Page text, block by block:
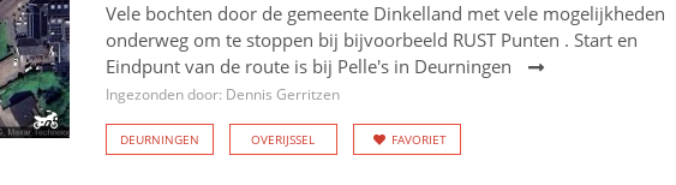
Vele bochten door de gemeente Dinkelland met vele mogelijkheden
onderweg om te stoppen bij bijvoorbeeld RUST Punten . Start en
Eindpunt van de route is bij Pelle's in Deurningen
Ingezonden door: Dennis Gerritzen
DEURNINGEN OVERIJSSEL FAVORIET